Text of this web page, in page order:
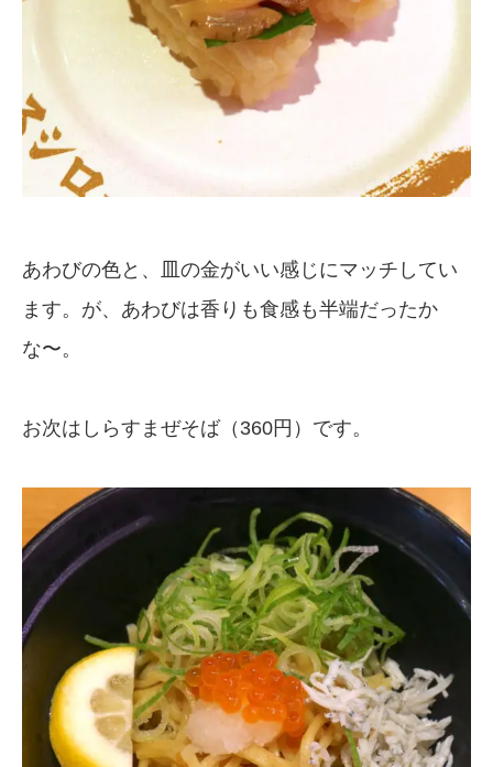
あわびの色と、皿の金がいい感じにマッチしてい
ます。が、あわびは香りも食感も半端だったか
な〜。
お次はしらすまぜそば（360円）です。